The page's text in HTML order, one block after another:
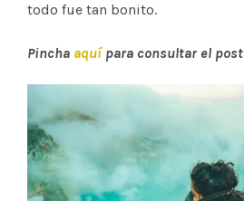
todo fue tan bonito.
Pincha aquípara consultar el post